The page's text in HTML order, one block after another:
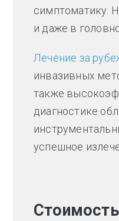
симптоматику.
и даже в
Лечение за
инвазивных
также
диагностике
успешное